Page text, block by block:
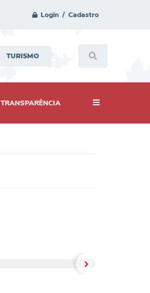
Login / Cadastro
TURISMO
TRANSPARÊNCIA